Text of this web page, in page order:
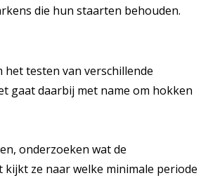
die hun staarten behouden.
testen van verschillende
gaat daarbij met name om hokken
onderzoeken wat de
ze naar welke minimale periode